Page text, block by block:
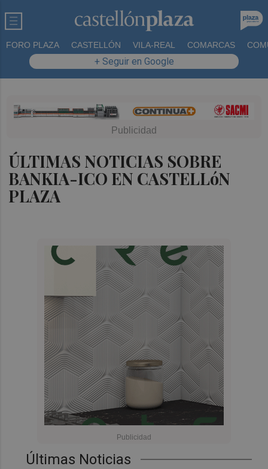
FORO PLAZA CASTELLÓN VILA-REAL COMARCAS
+ Seguir en Google
ÚLTIMAS NOTICIAS SOBRE
BANKIA-ICO EN CASTELLóN
PLAZA
Últimas Noticias